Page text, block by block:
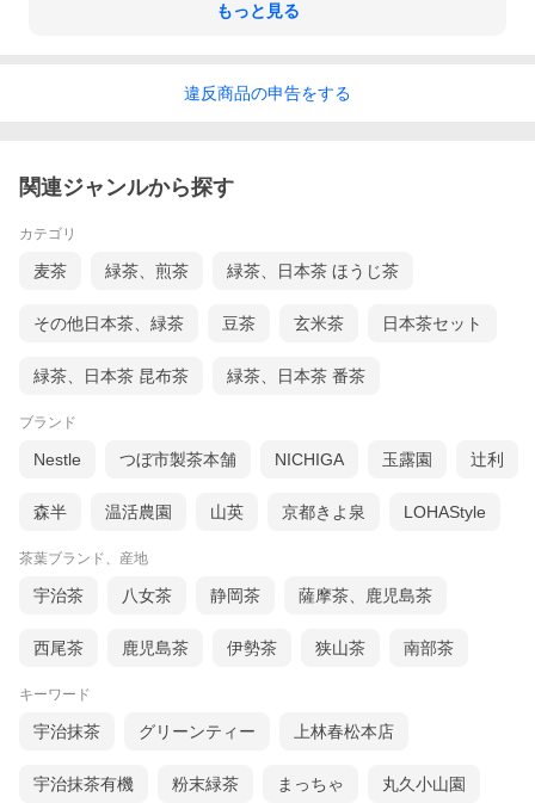
もっと見る
違反商品の申告をする
関連ジャンルから探す
カテゴリ
麦茶 緑茶、煎茶 緑茶、日本茶 ほうじ茶
その他日本茶、緑茶 豆茶 玄米茶 日本茶セット
緑茶、日本茶 昆布茶 緑茶、日本茶 番茶
ブランド
Nestle つぼ市製茶本舗 NICHIGA 玉露園 辻利
森半 温活農園 山英 京都きよ泉 LOHAStyle
茶葉ブランド、産地
宇治茶 八女茶 静岡茶 薩摩茶、鹿児島茶
西尾茶 鹿児島茶 伊勢茶 狭山茶 南部茶
キーワード
宇治抹茶 グリーンティー 上林春松本店
宇治抹茶有機 粉末緑茶 まっちゃ 丸久小山園